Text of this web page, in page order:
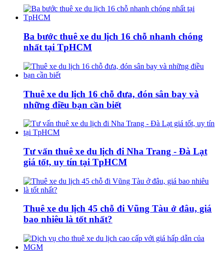
Ba bước thuê xe du lịch 16 chỗ nhanh chóng
nhất tại TpHCM
Thuê xe du lịch 16 chỗ đưa, đón sân bay và
những điều bạn cần biết
Tư vấn thuê xe du lịch đi Nha Trang - Đà Lạt
giá tốt, uy tín tại TpHCM
Thuê xe du lịch 45 chỗ đi Vũng Tàu ở đâu, giá
bao nhiêu là tốt nhất?